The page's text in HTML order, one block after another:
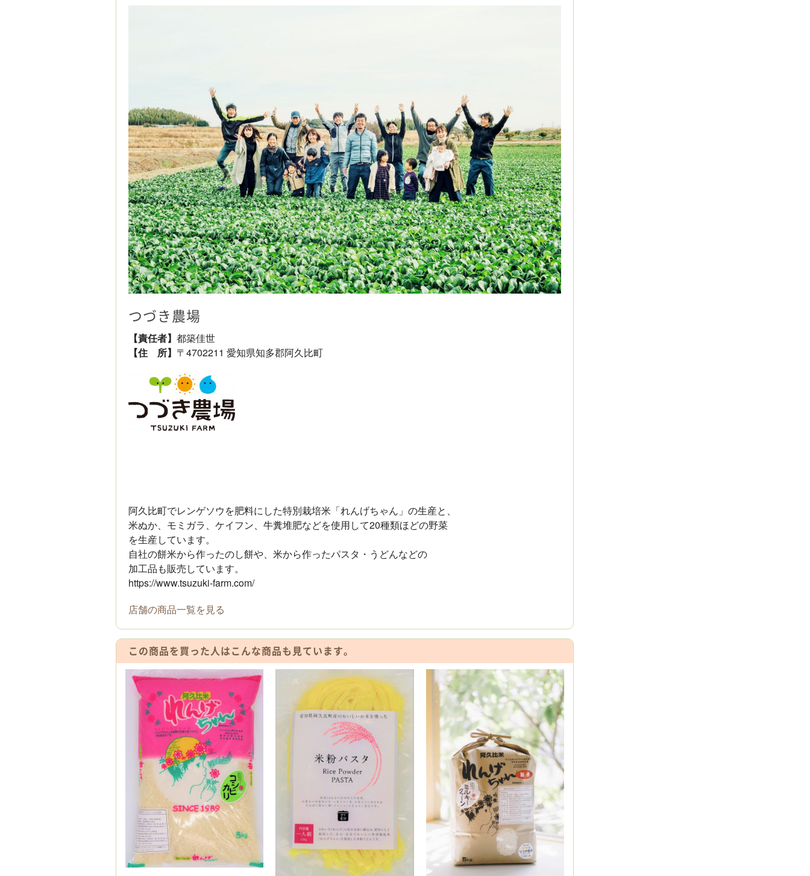
つづき農場
【責任者】 都築佳世
【住 所】 〒4702211 愛知県知多郡阿久比町
阿久比町でレンゲソウを肥料にした特別栽培米「れんげちゃん」の生産と、
米ぬか、モミガラ、ケイフン、牛糞堆肥などを使用して20種類ほどの野菜
を生産しています。
自社の餅米から作ったのし餅や、米から作ったパスタ・うどんなどの
加工品も販売しています。
https://www.tsuzuki-farm.com/
店舗の商品一覧を見る
この商品を買った人はこんな商品も見ています。